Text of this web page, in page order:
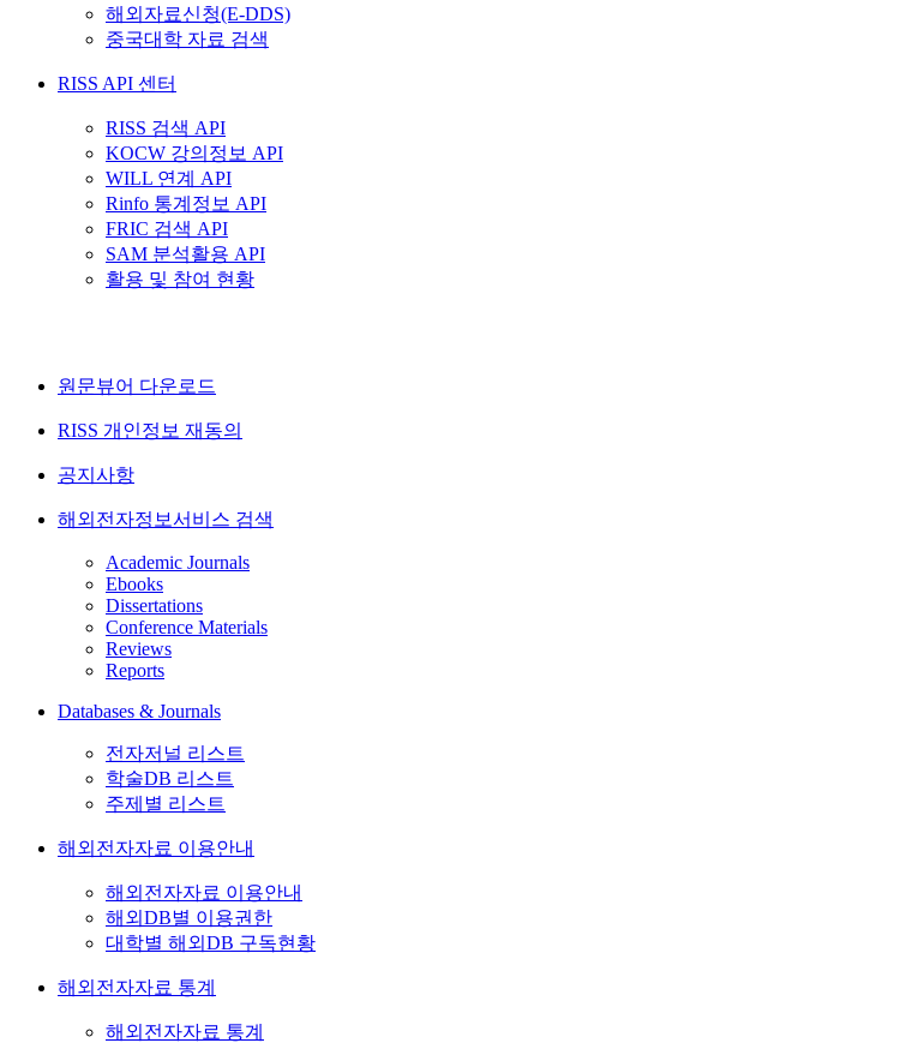
해외자료신청(E-DDS)
중국대학 자료 검색
RISS API 센터
RISS 검색 API
KOCW 강의정보 API
WILL 연계 API
Rinfo 통계정보 API
FRIC 검색 API
SAM 분석활용 API
활용 및 참여 현황
원문뷰어 다운로드
RISS 개인정보 재동의
공지사항
해외전자정보서비스 검색
Academic Journals
Ebooks
Dissertations
Conference Materials
Reviews
Reports
Databases & Journals
전자저널 리스트
학술DB 리스트
주제별 리스트
해외전자자료 이용안내
해외전자자료 이용안내
해외DB별 이용권한
대학별 해외DB 구독현황
해외전자자료 통계
해외전자자료 통계